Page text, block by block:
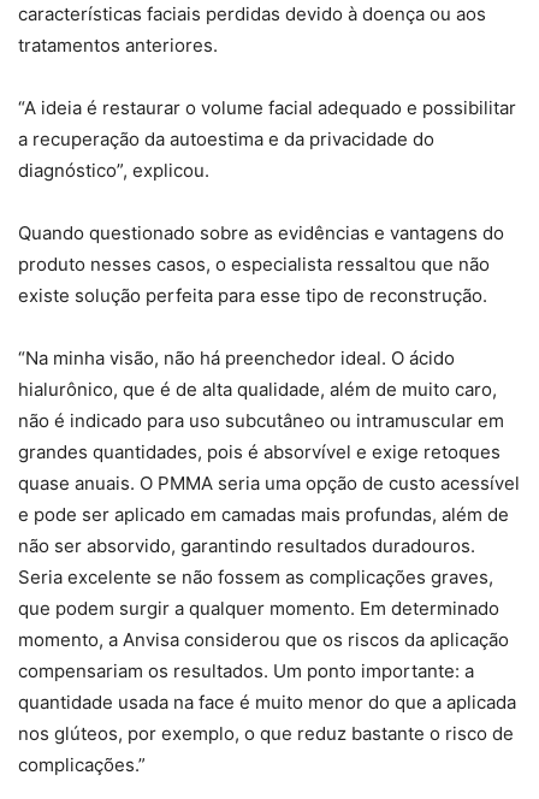
características faciais perdidas devido à doença ou aos
tratamentos anteriores.
“A ideia é restaurar o volume facial adequado e possibilitar
a recuperação da autoestima e da privacidade do
diagnóstico”, explicou.
Quando questionado sobre as evidências e vantagens do
produto nesses casos, o especialista ressaltou que não
existe solução perfeita para esse tipo de reconstrução.
“Na minha visão, não há preenchedor ideal. O ácido
hialurônico, que é de alta qualidade, além de muito caro,
não é indicado para uso subcutâneo ou intramuscular em
grandes quantidades, pois é absorvível e exige retoques
quase anuais. O PMMA seria uma opção de custo acessível
e pode ser aplicado em camadas mais profundas, além de
não ser absorvido, garantindo resultados duradouros.
Seria excelente se não fossem as complicações graves,
que podem surgir a qualquer momento. Em determinado
momento, a Anvisa considerou que os riscos da aplicação
compensariam os resultados. Um ponto importante: a
quantidade usada na face é muito menor do que a aplicada
nos glúteos, por exemplo, o que reduz bastante o risco de
complicações.”